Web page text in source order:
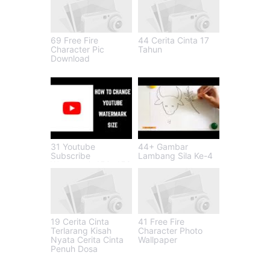
69 Free Fire
Character Pic
Download
44 Cerita Cinta 17
Tahun
31 Youtube
Subscribe
44+ Gambar
Lambang Sila Ke-4
19 Cerita Cinta
Terlarang Kisah
Nyata Cerita Cinta
Penuh Dosa
41 Free Fire
Character Photo
Wallpaper